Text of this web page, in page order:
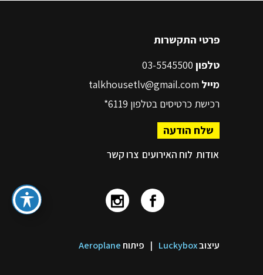
פרטי התקשרות
טלפון
מייל talkhousetlv@gmail.com
רכישת כרטיסים בטלפון 6119*
שלח הודעה
אודות לוח האירועים צרו קשר
עיצובLuckybox
| פיתוח Aeroplane